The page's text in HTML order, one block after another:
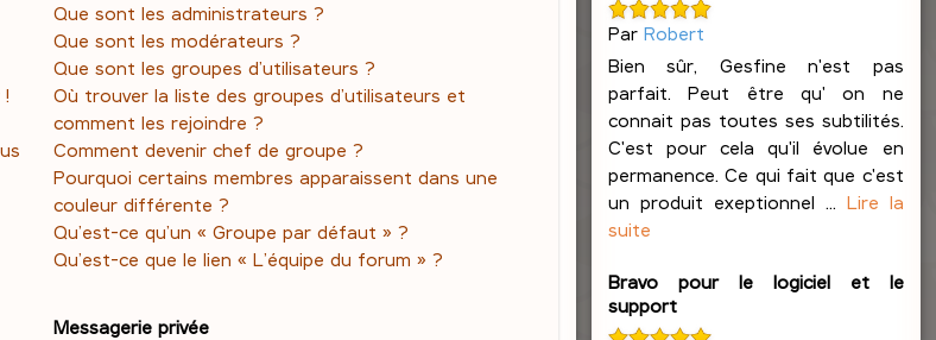
Que sont les administrateurs ?
Que sont les modérateurs ?
Que sont les groupes d’utilisateurs ?
Où trouver la liste des groupes d’utilisateurs et
comment les rejoindre ?
Comment devenir chef de groupe ?
Pourquoi certains membres apparaissent dans une
couleur différente ?
Qu’est-ce qu’un « Groupe par défaut » ?
Qu’est-ce que le lien « L’équipe du forum » ?
Messagerie privée
Par Robert
Bien sûr, Gesfine n'est pas
parfait. Peut être qu' on ne
connait pas toutes ses subtilités.
C'est pour cela qu'il évolue en
permanence. Ce qui fait que c'est
un produit exeptionnel ... Lire la
suite
Bravo pour le logiciel et le
support